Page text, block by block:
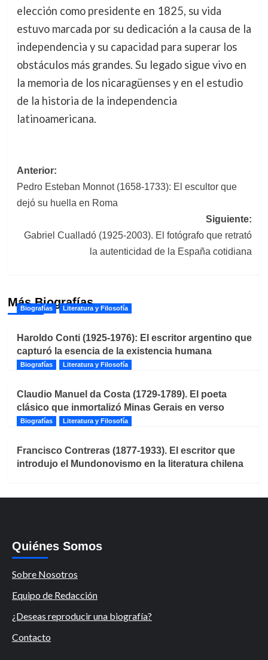
elección como presidente en 1825, su vida
estuvo marcada por su dedicación a la causa de la
independencia y su capacidad para superar los
obstáculos más grandes. Su legado sigue vivo en
la memoria de los nicaragüenses y en el estudio
de la historia de la independencia
latinoamericana.
Navegación
de
entradas
Anterior:
Pedro Esteban Monnot (1658-1733): El escultor que
dejó su huella en Roma
Siguiente:
Gabriel Cualladó (1925-2003). El fotógrafo que retrató
la autenticidad de la España cotidiana
Más Biografías
Biografías Literatura y Filosofía
Haroldo Conti (1925-1976): El escritor argentino que
capturó la esencia de la existencia humana
Biografías Literatura y Filosofía
Claudio Manuel da Costa (1729-1789). El poeta
clásico que inmortalizó Minas Gerais en verso
Biografías Literatura y Filosofía
Francisco Contreras (1877-1933). El escritor que
introdujo el Mundonovismo en la literatura chilena
Quiénes Somos
Sobre Nosotros
Equipo de Redacción
¿Deseas reproducir una biografía?
Contacto